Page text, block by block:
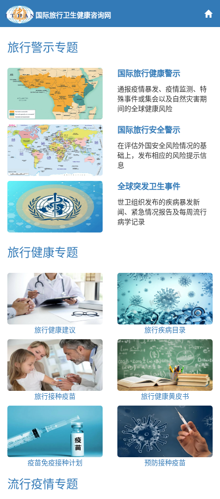
国际旅行卫生健康咨询网
旅行警示专题
国际旅行健康警示
通报疫情暴发、疫情监测、特
殊事件或集会以及自然灾害期
间的全球健康风险
国际旅行安全警示
在评估外国安全风险情况的基
础上，发布相应的风险提示信
息
全球突发卫生事件
世卫组织发布的疾病暴发新
闻、紧急情况报告及每周流行
病学记录
旅行健康专题
旅行健康建议 旅行疾病目录
旅行接种疫苗 旅行健康黄皮书
疫苗免疫接种计划 预防接种疫苗
流行疫情专题